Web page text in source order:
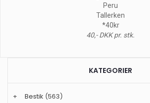
Peru
Tallerken
*40kr
40,- DKK pr. stk.
KATEGORIER
+ Bestik (563)